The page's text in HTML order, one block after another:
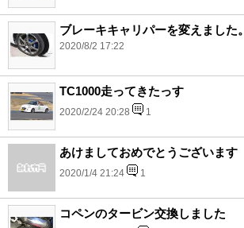
ブレーキキャリパーを変えました。
2020/8/2 17:22
TC1000走ってきたっす
2020/2/24 20:28 1
あけましておめでとうございます
2020/1/4 21:24 1
コペンのタービン交換しました